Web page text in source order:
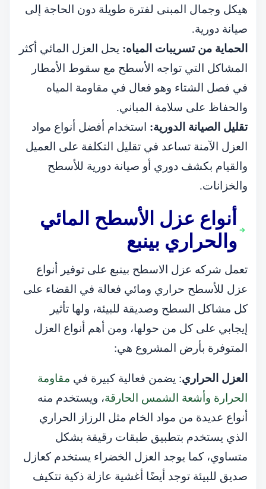
هيكل وجمال المبنى لفترة طويلة دون الحاجة إلى
صيانة دورية.
الحماية من تسريبات المياه: يحل العزل المائي أكثر
المشاكل التي تواجه الأسطح مع سقوط الأمطار
في فصل الشتاء وهو فعال في مقاومة المياه
والحفاظ على سلامة المباني.
تقليل الصيانة الدورية: استخدام أفضل أنواع مواد
العزل الآمنة تساعد في تقليل التكلفة على العميل
والقيام بكشف دوري أو صيانة دورية للأسطح
والخزانات.
أنواع عزل الأسطح المائي
والحراري بينبع
تعمل شركه عزل الاسطح بينبع على توفير أنواع
عزل للأسطح حراري ومائي فعالة في القضاء على
كل مشاكل السطح وصديقة للبيئة، ولها تأثير
إيجابي على كل من حولها، ومن أهم أنواع العزل
المتوفرة بأرض المشروع هي:
العزل الحراري: يضمن فعالية كبيرة في مقاومة
الحرارة وأشعة الشمس الحارقة، ويستخدم منه
أنواع عديدة من مواد الخام مثل الرزاز الحراري
الذي يستخدم بتطبيق طبقات رقيقة بشكل
متساوي، كما يوجد العزل الخضراء يستخدم كعازل
صديق للبيئة توجد أيضًا أغشية عازلة ذكية تتكيف